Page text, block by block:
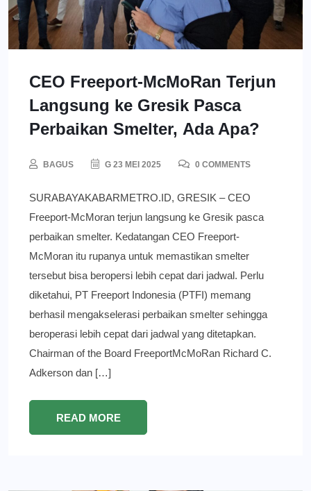
CEO Freeport-McMoRan Terjun
Langsung ke Gresik Pasca
Perbaikan Smelter, Ada Apa?
BAGUS G 23 MEI 2025 0 COMMENTS
SURABAYAKABARMETRO.ID, GRESIK – CEO
Freeport-McMoran terjun langsung ke Gresik pasca
perbaikan smelter. Kedatangan CEO Freeport-
McMoran itu rupanya untuk memastikan smelter
tersebut bisa beropersi lebih cepat dari jadwal. Perlu
diketahui, PT Freeport Indonesia (PTFI) memang
berhasil mengakselerasi perbaikan smelter sehingga
beroperasi lebih cepat dari jadwal yang ditetapkan.
Chairman of the Board FreeportMcMoRan Richard C.
Adkerson dan […]
READ MORE